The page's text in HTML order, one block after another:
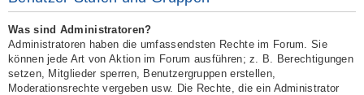
Was sind Administratoren?
Administratoren haben die umfassendsten Rechte im Forum. Sie
können jede Art von Aktion im Forum ausführen; z. B. Berechtigungen
setzen, Mitglieder sperren, Benutzergruppen erstellen,
Moderationsrechte vergeben usw. Die Rechte, die ein Administrator